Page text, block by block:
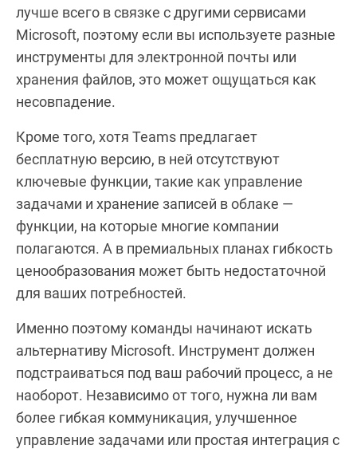
лучше всего в связке с другими сервисами
Microsoft, поэтому если вы используете разные
инструменты для электронной почты или
хранения файлов, это может ощущаться как
несовпадение.
Кроме того, хотя Teams предлагает
бесплатную версию, в ней отсутствуют
ключевые функции, такие как управление
задачами и хранение записей в облаке —
функции, на которые многие компании
полагаются. А в премиальных планах гибкость
ценообразования может быть недостаточной
для ваших потребностей.
Именно поэтому команды начинают искать
альтернативу Microsoft. Инструмент должен
подстраиваться под ваш рабочий процесс, а не
наоборот. Независимо от того, нужна ли вам
более гибкая коммуникация, улучшенное
управление задачами или простая интеграция с